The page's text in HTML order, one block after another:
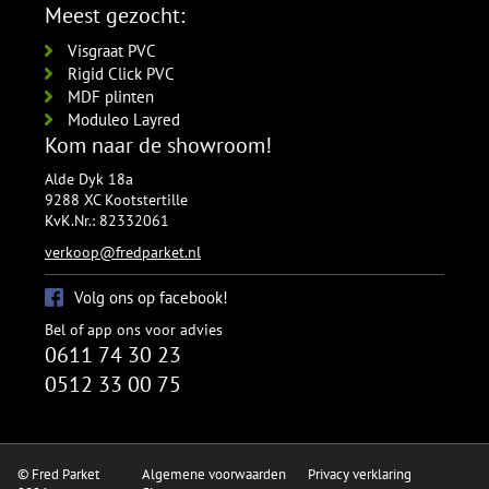
Meest gezocht:
Visgraat PVC
Rigid Click PVC
MDF plinten
Moduleo Layred
Kom naar de showroom!
Alde Dyk 18a
9288 XC Kootstertille
KvK.Nr.: 82332061
verkoop@fredparket.nl
Volg ons op facebook!
Bel of app ons voor advies
0611 74 30 23
0512 33 00 75
© Fred Parket
Algemene voorwaarden
Privacy verklaring